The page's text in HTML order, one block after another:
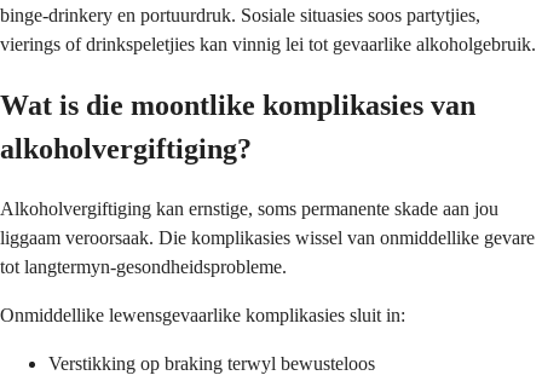
binge-drinkery en portuurdruk. Sosiale situasies soos partytjies,
vierings of drinkspeletjies kan vinnig lei tot gevaarlike alkoholgebruik.
Wat is die moontlike komplikasies van
alkoholvergiftiging?
Alkoholvergiftiging kan ernstige, soms permanente skade aan jou
liggaam veroorsaak. Die komplikasies wissel van onmiddellike gevare
tot langtermyn-gesondheidsprobleme.
Onmiddellike lewensgevaarlike komplikasies sluit in:
Verstikking op braking terwyl bewusteloos